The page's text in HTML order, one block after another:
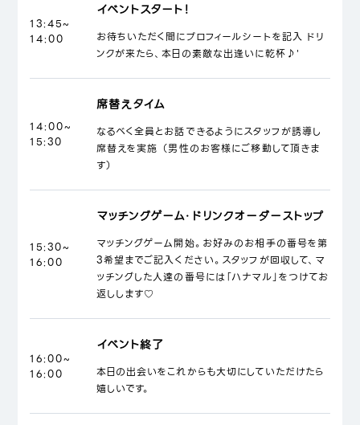
13:45~
14:00
イベントスタート！
お待ちいただく間にプロフィールシートを記入 ドリ
ンクが来たら、本日の素敵な出逢いに乾杯♪'
14:00~
15:30
席替えタイム
なるべく全員とお話できるようにスタッフが誘導し
席替えを実施 （男性のお客様にご移動して頂きま
す）
15:30~
16:00
マッチングゲーム・ドリンクオーダーストップ
マッチングゲーム開始。お好みのお相手の番号を第
3希望までご記入ください。スタッフが回収して、マ
ッチングした人達の番号には「ハナマル」をつけてお
返しします♡
16:00~
16:00
イベント終了
本日の出会いをこれからも大切にしていただけたら
嬉しいです。